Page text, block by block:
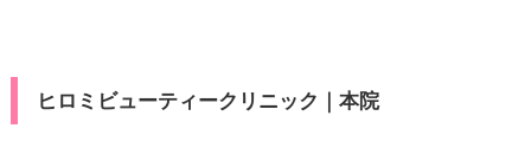
ヒロミビューティークリニック｜本院